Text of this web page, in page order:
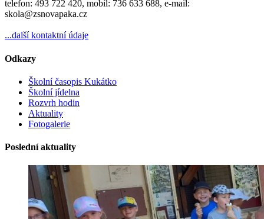
telefon: 493 722 420, mobil: 736 633 688, e-mail:
skola@zsnovapaka.cz
...další kontaktní údaje
Odkazy
Školní časopis Kukátko
Školní jídelna
Rozvrh hodin
Aktuality
Fotogalerie
Poslední aktuality